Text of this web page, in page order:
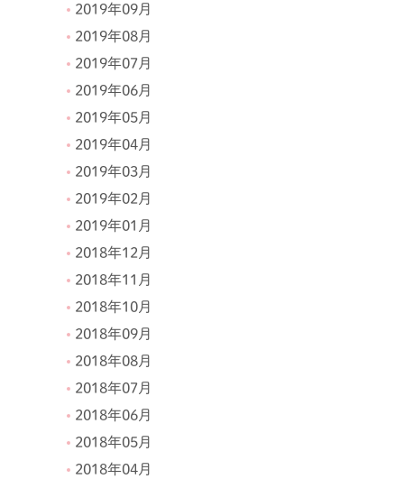
2019年09月
2019年08月
2019年07月
2019年06月
2019年05月
2019年04月
2019年03月
2019年02月
2019年01月
2018年12月
2018年11月
2018年10月
2018年09月
2018年08月
2018年07月
2018年06月
2018年05月
2018年04月